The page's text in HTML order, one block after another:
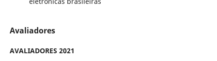
Avaliadores
AVALIADORES 2021